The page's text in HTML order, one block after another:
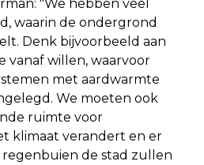
"We hebben veel
waarin de ondergrond
Denk bijvoorbeeld aan
vanaf willen, waarvoor
met aardwarmte
We moeten ook
ruimte voor
klimaat verandert en er
regenbuien de stad zullen